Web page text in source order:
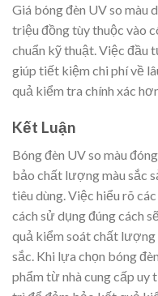
Giá bóng đèn UV so màu
triệu đồng tùy thuộc vào
chuẩn kỹ thuật. Việc đầu
giúp tiết kiệm chi phí về
quả kiểm tra chính xác
Kết Luận
Bóng đèn UV so màu
bảo chất lượng màu sắc
tiêu dùng. Việc hiểu rõ
cách sử dụng đúng cách
quả kiểm soát chất lượng
sắc. Khi lựa chọn bóng
phẩm từ nhà cung cấp uy